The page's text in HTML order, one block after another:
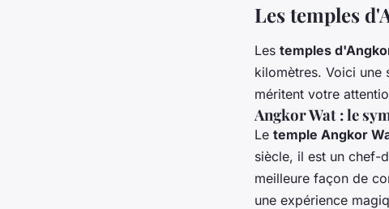
Les temples
Les temples
kilomètres. Voici une
méritent votre
Angkor Wat : le
Le temple Angkor
siècle, il est un chef-
meilleure façon de
une expérience